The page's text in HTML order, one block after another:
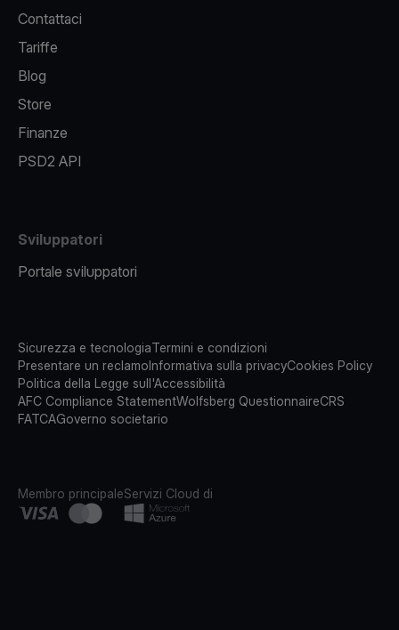
Contattaci
Tariffe
Blog
Store
Finanze
PSD2 API
Sviluppatori
Portale sviluppatori
Sicurezza e tecnologiaTermini e condizioni
Presentare un reclamoInformativa sulla privacyCookies Policy
Politica della Legge sull'Accessibilità
AFC Compliance StatementWolfsberg QuestionnaireCRS
FATCAGoverno societario
Membro principaleServizi Cloud di